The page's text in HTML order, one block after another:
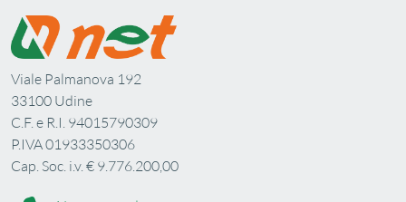
Viale Palmanova 192
33100 Udine
C.F. e R.I. 94015790309
P.IVA 01933350306
Cap. Soc. i.v. € 9.776.200,00